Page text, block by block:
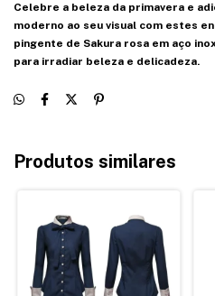
Celebre a beleza da primavera e
moderno ao seu visual com estes
pingente de Sakura rosa em aço
para irradiar beleza e delicadeza.
Produtos similares